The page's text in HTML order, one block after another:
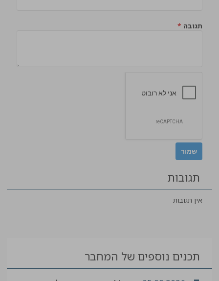
תגובה *
תגובות
אין תגובות
תכנים נוספים של המחבר